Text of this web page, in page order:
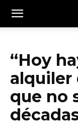
“Hoy
alquiler
que no